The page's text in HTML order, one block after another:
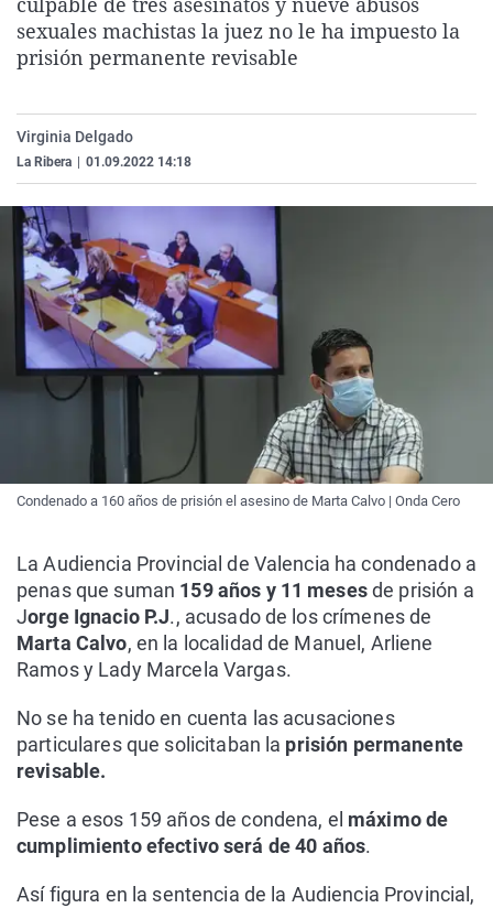
La rosa de los vientos
Caso
Extremadura
Virales
sexuales machistas la juez no le ha impuesto la
prisión permanente revisable
Virginia Delgado
La Ribera 01.09.2022 14:18
Condenado a 160 años de prisión el asesino de Marta Calvo | Onda Cero
La Audiencia Provincial de Valencia ha condenado a
penas que suman 159 años y 11 mesesde prisión a
Jorge Ignacio P.J., acusado de los crímenes de
Marta Calvo, en la localidad de Manuel, Arliene
Ramos y Lady Marcela Vargas.
No se ha tenido en cuenta las acusaciones
particulares que solicitaban la prisión permanente
revisable.
Pese a esos 159 años de condena, el máximo de
cumplimiento efectivo será de 40 años.
Así figura en la sentencia de la Audiencia Provincial,